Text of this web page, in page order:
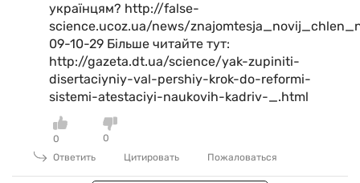
українцям? http://false-
science.ucoz.ua/news/
09-10-29 Більше читайте тут:
http://gazeta.dt.ua/science/yak-zupiniti-
disertaciyniy-val-pershiy-krok-do-reformi-
sistemi-atestaciyi-naukovih-kadriv-_.html
0
0
Ответить
Цитировать Пожаловаться